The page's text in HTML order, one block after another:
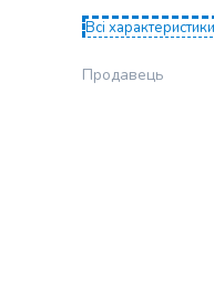
Всі
Продавець